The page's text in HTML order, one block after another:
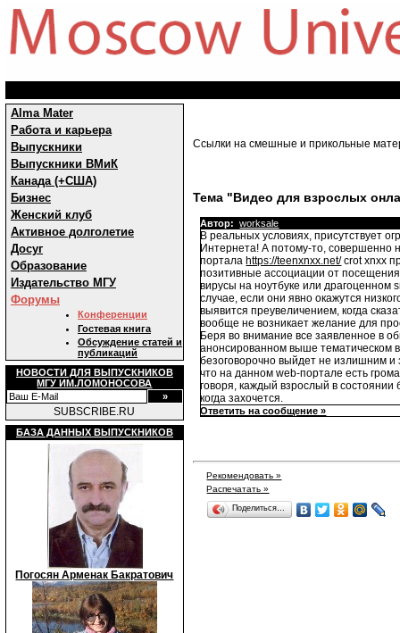
Alma Mater
Работа и карьера
Выпускники
Выпускники ВМиК
Канада (+США)
Бизнес
Женский клуб
Активное долголетие
Досуг
Образование
Издательство МГУ
Форумы
Конференции
Гостевая книга
Обсуждение статей и
публикаций
НОВОСТИ ДЛЯ ВЫПУСКНИКОВ
МГУ ИМ.ЛОМОНОСОВА
SUBSCRIBE.RU
БАЗА ДАННЫХ ВЫПУСКНИКОВ
Погосян Арменак Бакратович
Ссылки на смешные и прикольные
Тема "Видео для взрослых
Автор: worksale
В реальных условиях, присутствует
Интернета! А потому-то, совершенно
портала https://teenxnxx.net/crot xnxx
позитивные ассоциации от
вирусы на ноутбуке или драгоценном
случае, если они явно окажутся
выявится преувеличением, когда
вообще не возникает желание для
Беря во внимание все заявленное в
анонсированном выше тематическом
безоговорочно выйдет не излишним
что на данном web-портале есть
говоря, каждый взрослый в
когда захочется.
Ответить на сообщение »
Рекомендовать »
Распечатать »
Поделиться…